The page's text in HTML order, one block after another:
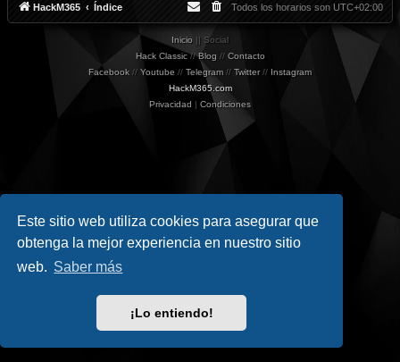
Este sitio web utiliza cookies para asegurar que
obtenga la mejor experiencia en nuestro sitio
web. Saber más
¡Lo entiendo!
HackM365 Índice Todos los horarios son UTC+02:00
Inicio || Social
Hack Classic//Blog // Contacto
Facebook // Youtube // Telegram // Twitter// Instagram
HackM365.com
Privacidad | Condiciones